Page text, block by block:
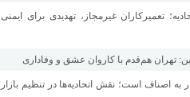
تعمیرکاران غیرمجاز، تهدیدی برای ایمنی
تهران هم‌قدم با کاروان عشق و وفاداری
به اصناف است؛ نقش اتحادیه‌ها در تنظیم بازار